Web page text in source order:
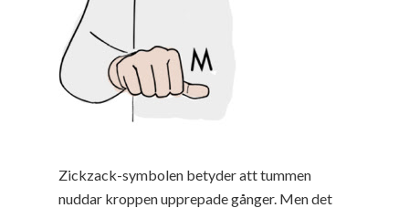
Zickzack-symbolen betyder att tummen
nuddar kroppen upprepade gånger. Men det